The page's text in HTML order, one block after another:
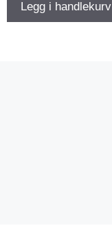
Legg i handlekurv